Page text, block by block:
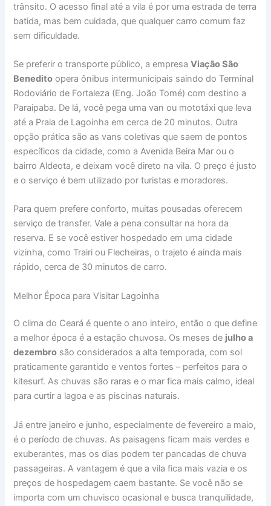
trânsito. O acesso final até a vila é por uma estrada de terra
batida, mas bem cuidada, que qualquer carro comum faz
sem dificuldade.
Se preferir o transporte público, a empresaViação São
Benedito opera ônibus intermunicipais saindo do Terminal
Rodoviário de Fortaleza (Eng. João Tomé) com destino a
Paraipaba. De lá, você pega uma van ou mototáxi que leva
até a Praia de Lagoinha em cerca de 20 minutos. Outra
opção prática são as vans coletivas que saem de pontos
específicos da cidade, como a Avenida Beira Mar ou o
bairro Aldeota, e deixam você direto na vila. O preço é justo
e o serviço é bem utilizado por turistas e moradores.
Para quem prefere conforto, muitas pousadas oferecem
serviço de transfer. Vale a pena consultar na hora da
reserva. E se você estiver hospedado em uma cidade
vizinha, como Trairi ou Flecheiras, o trajeto é ainda mais
rápido, cerca de 30 minutos de carro.
Melhor Época para Visitar Lagoinha
O clima do Ceará é quente o ano inteiro, então o que define
a melhor época é a estação chuvosa. Os meses de julho a
dezembro são considerados a alta temporada, com sol
praticamente garantido e ventos fortes – perfeitos para o
kitesurf. As chuvas são raras e o mar fica mais calmo, ideal
para curtir a lagoa e as piscinas naturais.
Já entre janeiro e junho, especialmente de fevereiro a maio,
é o período de chuvas. As paisagens ficam mais verdes e
exuberantes, mas os dias podem ter pancadas de chuva
passageiras. A vantagem é que a vila fica mais vazia e os
preços de hospedagem caem bastante. Se você não se
importa com um chuvisco ocasional e busca tranquilidade,